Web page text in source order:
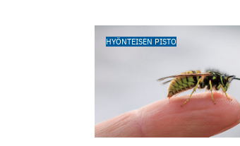
HYÖNTEISEN PISTO